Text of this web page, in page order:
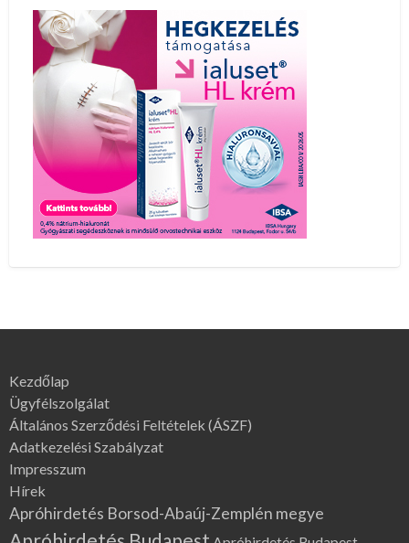
Kezdőlap
Ügyfélszolgálat
Általános Szerződési Feltételek (ÁSZF)
Adatkezelési Szabályzat
Impresszum
Hírek
Apróhirdetés Borsod-Abaúj-Zemplén megye